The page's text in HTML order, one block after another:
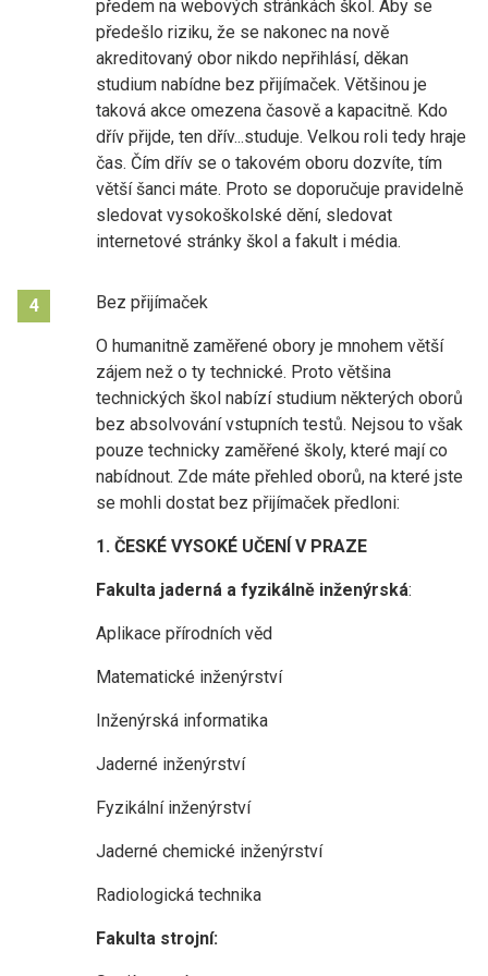
předem na webových stránkách škol. Aby se
předešlo riziku, že se nakonec na nově
akreditovaný obor nikdo nepřihlásí, děkan
studium nabídne bez přijímaček. Většinou je
taková akce omezena časově a kapacitně. Kdo
dřív přijde, ten dřív...studuje. Velkou roli tedy hraje
čas. Čím dřív se o takovém oboru dozvíte, tím
větší šanci máte. Proto se doporučuje pravidelně
sledovat vysokoškolské dění, sledovat
internetové stránky škol a fakult i média.
4 Bez přijímaček
O humanitně zaměřené obory je mnohem větší
zájem než o ty technické. Proto většina
technických škol nabízí studium některých oborů
bez absolvování vstupních testů. Nejsou to však
pouze technicky zaměřené školy, které mají co
nabídnout. Zde máte přehled oborů, na které jste
se mohli dostat bez přijímaček předloni:
1. ČESKÉ VYSOKÉ UČENÍ V PRAZE
Fakulta jaderná a fyzikálně inženýrská:
Aplikace přírodních věd
Matematické inženýrství
Inženýrská informatika
Jaderné inženýrství
Fyzikální inženýrství
Jaderné chemické inženýrství
Radiologická technika
Fakulta strojní: